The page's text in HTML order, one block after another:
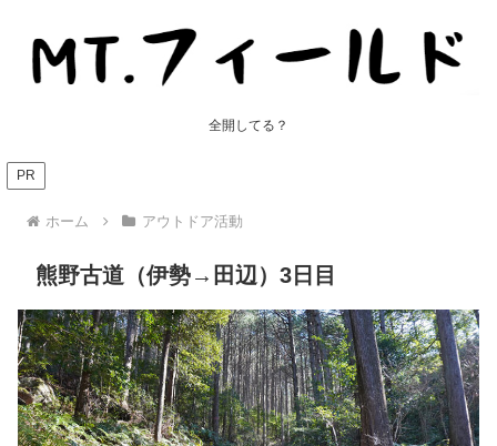
全開してる？
PR
ホーム アウトドア活動
熊野古道（伊勢→田辺）3日目